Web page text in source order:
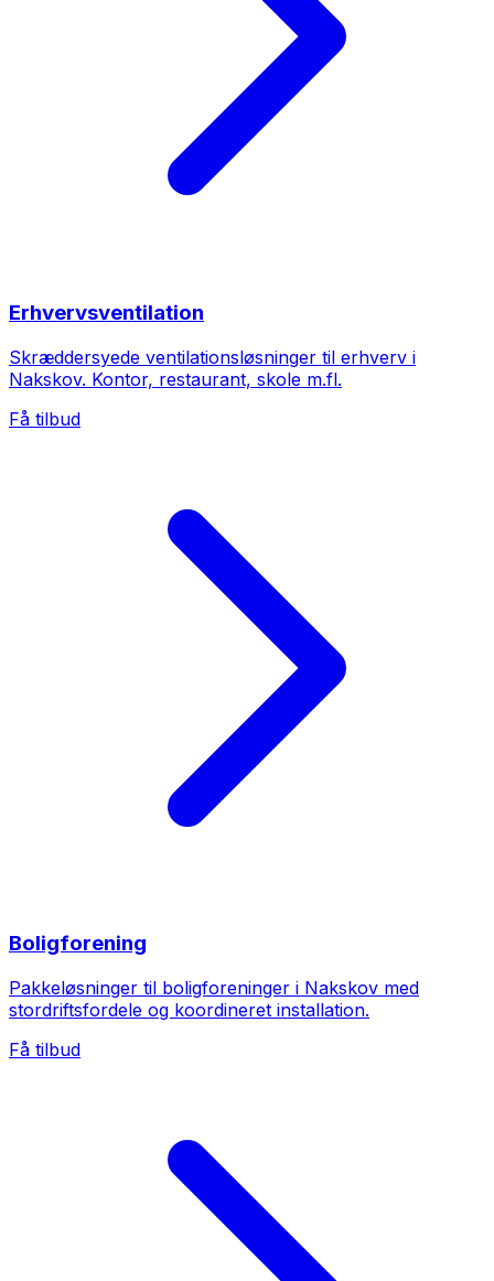
Erhvervsventilation
Skræddersyede ventilationsløsninger til erhverv i
Nakskov. Kontor, restaurant, skole m.fl.
Få tilbud
Boligforening
Pakkeløsninger til boligforeninger i Nakskov med
stordriftsfordele og koordineret installation.
Få tilbud